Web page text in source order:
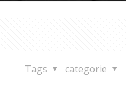
categorie
Tags